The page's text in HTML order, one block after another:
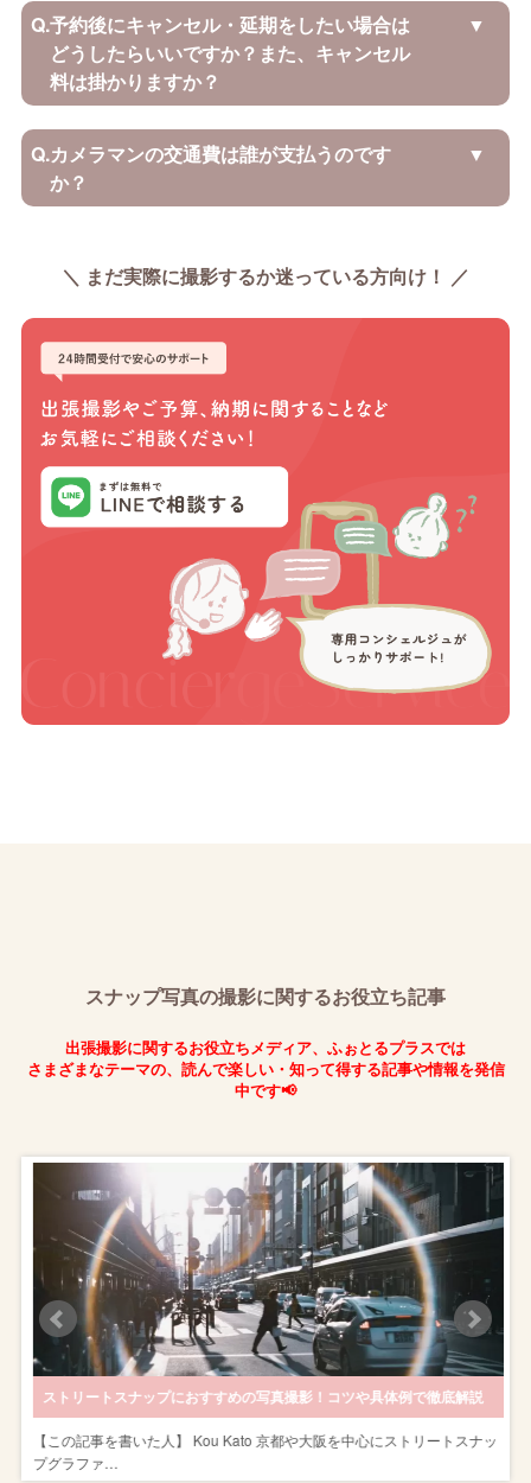
Q.予約後にキャンセル・延期をしたい場合は
どうしたらいいですか？また、キャンセル
料は掛かりますか？
Q.カメラマンの交通費は誰が支払うのです
か？
＼ まだ実際に撮影するか迷っている方向け！ ／
スナップ写真の撮影に関するお役立ち記事
出張撮影に関するお役立ちメディア、ふぉとるプラスでは
さまざまなテーマの、読んで楽しい・知って得する記事や情報を発信
中です📢
ストリートスナップにおすすめの写真撮影！コツや具体例で徹底解説
【この記事を書いた人】 Kou Kato 京都や大阪を中心にストリートスナッ
プグラファ…